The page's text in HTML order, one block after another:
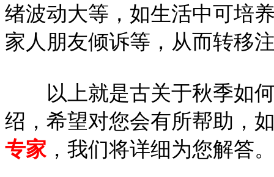
绪波动大等，如生活中可培
家人朋友倾诉等，从而转移
以上就是古关于秋季如何
绍，希望对您会有所帮助，
专家 ，我们将详细为您解答